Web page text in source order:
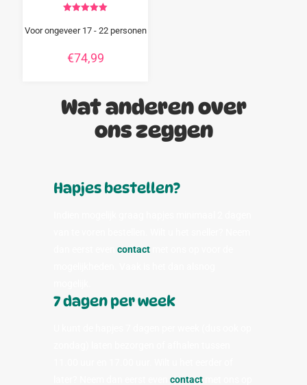
5.00
uit 5
Voor ongeveer 17 - 22 personen
€74,99
Wat anderen over
ons zeggen
Hapjes bestellen?
contact
7 dagen per week
contact